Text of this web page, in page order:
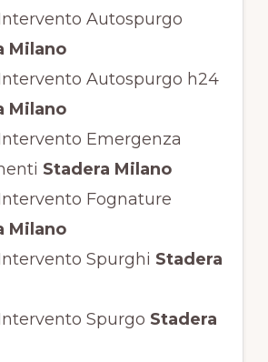
Autospurgo
Milano
Autospurgo h24
Milano
Emergenza
Stadera Milano
Fognature
Milano
Spurghi Stadera
Spurgo Stadera